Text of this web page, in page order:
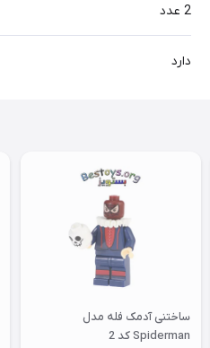
2 عدد
دارد
ساختنی آدمک فله مدل
Spiderman کد 2